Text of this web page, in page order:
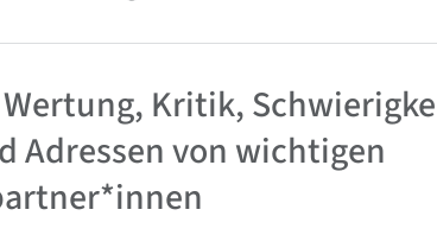
Kritik,
Adressen von wichtigen